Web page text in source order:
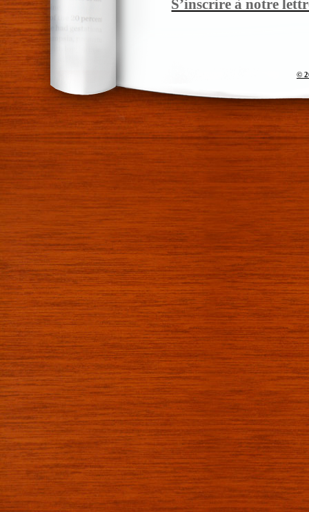
S’inscrire à notre
©